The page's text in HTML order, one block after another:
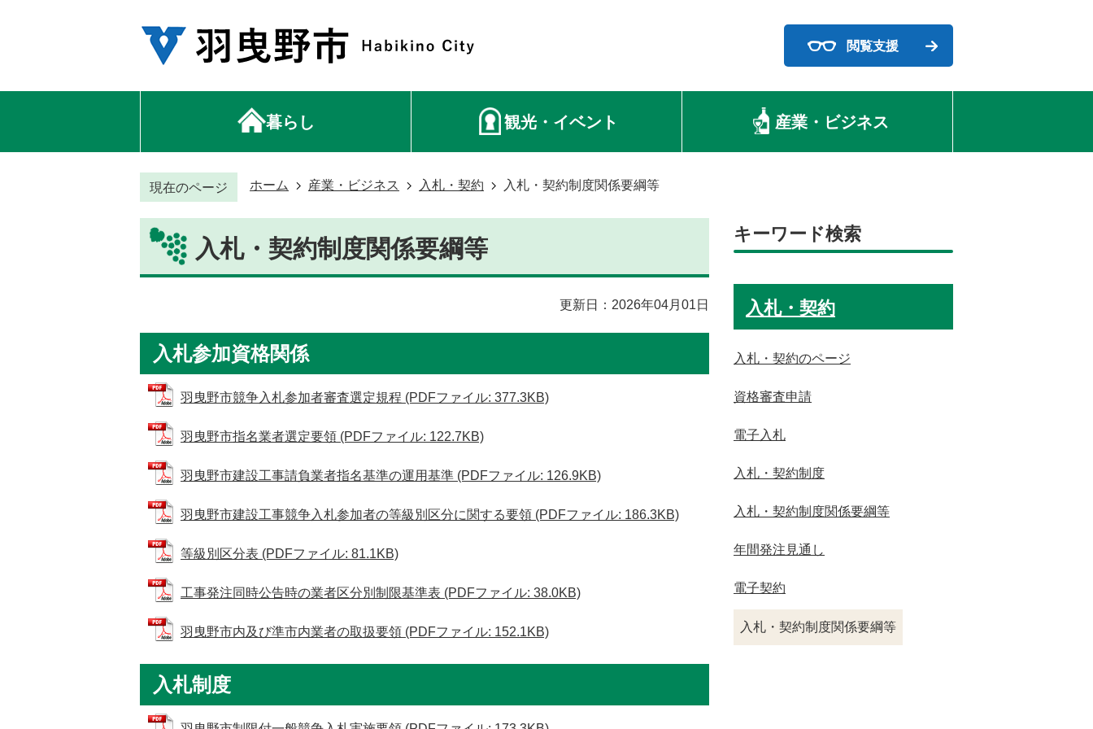
閲覧支援
暮らし 観光・イベント 産業・ビジネス
現在のページ ホーム 産業・ビジネス 入札・契約 入札・契約制度関係要綱等
入札・契約制度関係要綱等
更新日：2026年04月01日
入札参加資格関係
羽曳野市競争入札参加者審査選定規程 (PDFファイル: 377.3KB)
羽曳野市指名業者選定要領 (PDFファイル: 122.7KB)
羽曳野市建設工事請負業者指名基準の運用基準 (PDFファイル: 126.9KB)
羽曳野市建設工事競争入札参加者の等級別区分に関する要領 (PDFファイル: 186.3KB)
等級別区分表 (PDFファイル: 81.1KB)
工事発注同時公告時の業者区分別制限基準表 (PDFファイル: 38.0KB)
羽曳野市内及び準市内業者の取扱要領 (PDFファイル: 152.1KB)
入札制度
キーワード検索
入札・契約
入札・契約のページ
資格審査申請
電子入札
入札・契約制度
入札・契約制度関係要綱等
年間発注見通し
電子契約
入札・契約制度関係要綱等